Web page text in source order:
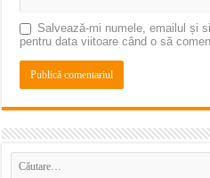
Salvează-mi numele, emailul și
pentru data viitoare când o să